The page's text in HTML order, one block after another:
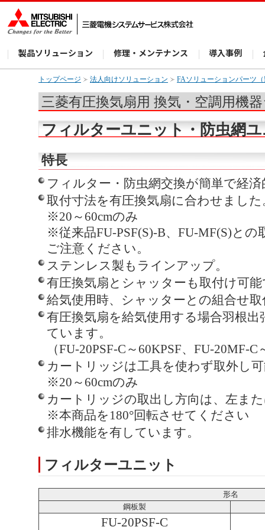
製品ソリューション 修理・メンテナンス 導入事例
トップページ 法人向けソリューション FAソリューションパーツ
三菱有圧換気扇用 換気・空調用機
フィルターユニット・防虫網
特長
フィルター・防虫網交換が簡単で経済
取付寸法を有圧換気扇に合わせました
※20～60cmのみ
※従来品FU-PSF(S)-B、FU-MF(S)と
ご注意ください。
ステンレス製もラインアップ。
有圧換気扇とシャッターも取付け可
給気使用時、シャッターとの組合せ
有圧換気扇を給気使用する場合羽根
ています。
（FU-20PSF-C～60KPSF、FU-20MF-
カートリッジは工具を使わず取外し
※20～60cmのみ
カートリッジの取出し方向は、左ま
※本商品を180°回転させてください
排水機能を有しています。
フィルターユニット
形名
鋼板製
FU-20PSF-C